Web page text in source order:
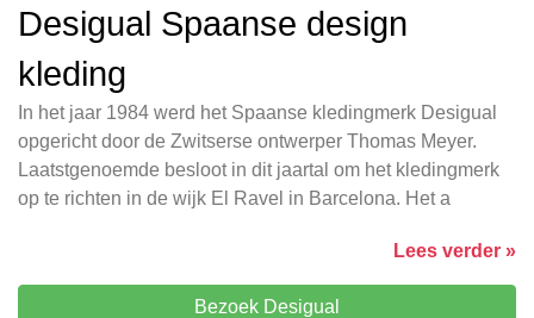
Desigual Spaanse design
kleding
In het jaar 1984 werd het Spaanse kledingmerk Desigual
opgericht door de Zwitserse ontwerper Thomas Meyer.
Laatstgenoemde besloot in dit jaartal om het kledingmerk
op te richten in de wijk El Ravel in Barcelona. Het a
Lees verder »
Bezoek Desigual